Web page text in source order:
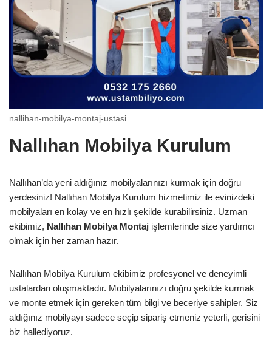
nallihan-mobilya-montaj-ustasi
Nallıhan Mobilya Kurulum
Nallıhan’da yeni aldığınız mobilyalarınızı kurmak için doğru
yerdesiniz! Nallıhan Mobilya Kurulum hizmetimiz ile evinizdeki
mobilyaları en kolay ve en hızlı şekilde kurabilirsiniz. Uzman
ekibimiz, Nallıhan Mobilya Montaj işlemlerinde size yardımcı
olmak için her zaman hazır.
Nallıhan Mobilya Kurulum ekibimiz profesyonel ve deneyimli
ustalardan oluşmaktadır. Mobilyalarınızı doğru şekilde kurmak
ve monte etmek için gereken tüm bilgi ve beceriye sahipler. Siz
aldığınız mobilyayı sadece seçip sipariş etmeniz yeterli, gerisini
biz hallediyoruz.